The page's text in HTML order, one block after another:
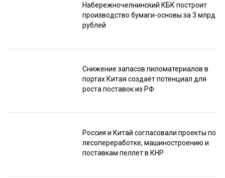
Набережночелнинский КБК построит
производство бумаги-основы за 3 млрд
рублей
Снижение запасов пиломатериалов в
портах Китая создаёт потенциал для
роста поставок из РФ
Россия и Китай согласовали проекты по
лесопереработке, машиностроению и
поставкам пеллет в КНР